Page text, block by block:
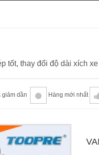
tốt, thay đổi độ dài xích
giảm dần Hàng mới nhất